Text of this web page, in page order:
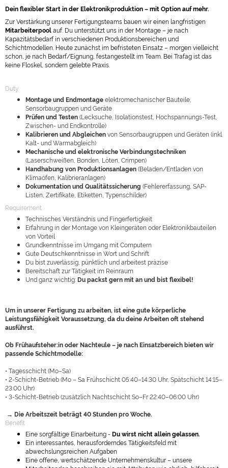
Dein flexibler Start in der Elektronikproduktion – mit Option auf mehr.
Zur Verstärkung unserer Fertigungsteams bauen wir einen langfristigen
Mitarbeiterpoolauf. Du unterstützt uns in der Montage – je nach
Kapazitätsbedarf in verschiedenen Produktionsbereichen und
Schichtmodellen. Heute zunächst im befristeten Einsatz – morgen vielleicht
schon, je nach Bedarf/Eignung, festangestellt im Team. Bei Trafag ist das
keine Floskel, sondern gelebte Praxis.
Duty
Montage und Endmontageelektromechanischer Bauteile,
Sensorbaugruppen und Geräte
Prüfen und Testen(Lecksuche, Isolationstest, Hochspannungs-Test,
Zwischen- und Endkontrolle)
Kalibrieren und Abgleichenvon Sensorbaugruppen und Geräten (inkl.
Kalt- und Warmabgleich)
Mechanische und elektronische Verbindungstechniken
(Laserschweißen, Bonden, Löten, Crimpen)
Handhabung von Produktionsanlagen(Beladen/Entladen von
Klimaöfen, Kalibrieranlagen)
Dokumentation und Qualitätssicherung (Fehlererfassung, SAP-
Listen, Zertifikate, Etiketten, Typenschilder)
Requirement
Technisches Verständnis und Fingerfertigkeit
Erfahrung in der Montage von Kleingeräten oder Elektronikbauteilen
von Vorteil
Grundkenntnisse im Umgang mit Computern
Gute Deutschkenntnisse in Wort und Schrift
Du bist zuverlässig, pünktlich und arbeitest präzise
Bereitschaft zur Tätigkeit im Reinraum
Und ganz wichtig: Du packst gern mit an und bist flexibel!
Um in unserer Fertigung zu arbeiten, ist eine gute körperliche
Leistungsfähigkeit Voraussetzung, da du deine Arbeiten oft stehend
ausführst.
Ob Frühaufsteher:in oder Nachteule – je nach Einsatzbereich bieten wir
passende Schichtmodelle:
• Tagesschicht (Mo–Sa)
• 2-Schicht-Betrieb (Mo – Sa Frühschicht 05:40–14:30 Uhr, Spätschicht 14:15–
23:00 Uhr)
• 3-Schicht-Betrieb (zusätzlich Nachtschicht So–Fr 22:40–06:00 Uhr)
→ Die Arbeitszeit beträgt 40 Stunden pro Woche.
Benefit
Eine sorgfältige Einarbeitung -Du wirst nicht allein gelassen.
Ein interessantes, herausforderndes Tätigkeitsfeld mit
abwechslungsreichen Aufgaben
Eine offene, wertschätzende Unternehmenskultur – unsere